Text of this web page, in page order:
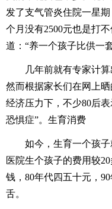
发了支气管炎住院一星
个月没有2500元也是打
道：“养一个孩子比供一
几年前就有专家计
然而根据家长们在网上
经济压力下，不少80后
恐惧症”。生育消费
如今，生育一个孩
医院生个孩子的费用较
钱，80年代四五十元，
舌。